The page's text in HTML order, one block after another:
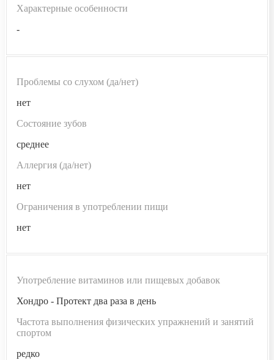
Характерные особенности
-
Проблемы со слухом (да/нет)
нет
Состояние зубов
среднее
Аллергия (да/нет)
нет
Ограничения в употреблении пищи
нет
Употребление витаминов или пищевых добавок
Хондро - Протект два раза в день
Частота выполнения физических упражнений и занятий
спортом
редко